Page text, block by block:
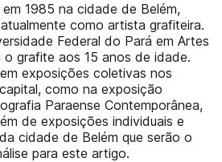
1985 na cidade de Belém,
como artista grafiteira.
Federal do Pará em Artes
o grafite aos 15 anos de idade.
exposições coletivas nos
como na exposição
Paraense Contemporânea,
de exposições individuais e
cidade de Belém que serão o
para este artigo.